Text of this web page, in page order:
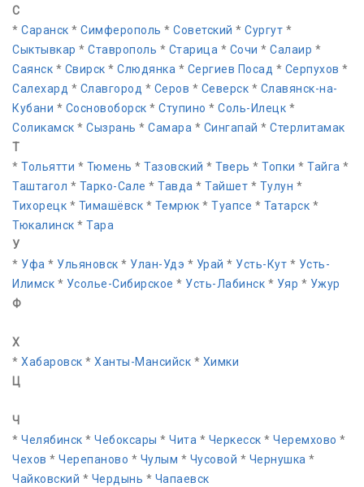
С
* Саранск * Симферополь * Советский * Сургут *
Сыктывкар * Ставрополь * Старица * Сочи * Салаир *
Саянск * Свирск * Слюдянка * Сергиев Посад * Серпухов *
Салехард * Славгород * Серов * Северск * Славянск-на-
Кубани * Сосновоборск * Ступино * Соль-Илецк *
Соликамск * Сызрань * Самара * Сингапай * Стерлитамак
Т
* Тольятти * Тюмень * Тазовский * Тверь * Топки * Тайга *
Таштагол * Тарко-Сале * Тавда * Тайшет * Тулун *
Тихорецк * Тимашёвск * Темрюк * Туапсе * Татарск *
Тюкалинск * Тара
У
* Уфа * Ульяновск * Улан-Удэ * Урай * Усть-Кут * Усть-
Илимск * Усолье-Сибирское * Усть-Лабинск * Уяр * Ужур
Ф
Х
* Хабаровск * Ханты-Мансийск * Химки
Ц
Ч
* Челябинск * Чебоксары * Чита * Черкесск * Черемхово *
Чехов * Черепаново * Чулым * Чусовой * Чернушка *
Чайковский * Чердынь * Чапаевск